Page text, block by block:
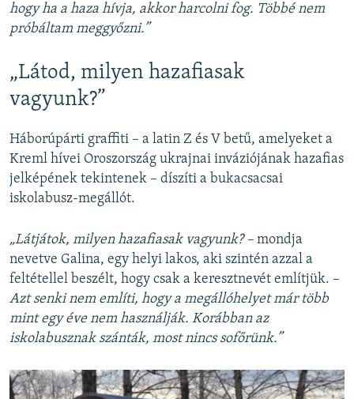
hogy ha a haza hívja, akkor harcolni fog. Többé nem
próbáltam meggyőzni.”
„Látod, milyen hazafiasak
vagyunk?”
Háborúpárti graffiti – a latin Z és V betű, amelyeket a
Kreml hívei Oroszország ukrajnai inváziójának hazafias
jelképének tekintenek – díszíti a bukacsacsai
iskolabusz-megállót.
„Látjátok, milyen hazafiasak vagyunk? – mondja
nevetve Galina, egy helyi lakos, aki szintén azzal a
feltétellel beszélt, hogy csak a keresztnevét említjük. –
Azt senki nem említi, hogy a megállóhelyet már több
mint egy éve nem használják. Korábban az
iskolabusznak szánták, most nincs sofőrünk.”